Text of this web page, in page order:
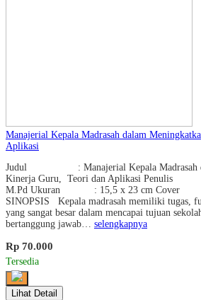
Manajerial Kepala Madrasah dalam
Aplikasi
Judul : Manajerial Kepala Madrasah
Kinerja Guru, Teori dan Aplikasi Penulis
M.Pd Ukuran : 15,5 x 23 cm
SINOPSIS Kepala madrasah memiliki tugas,
yang sangat besar dalam mencapai tujuan
bertanggung jawab… selengkapnya
Rp 70.000
Tersedia
Lihat Detail